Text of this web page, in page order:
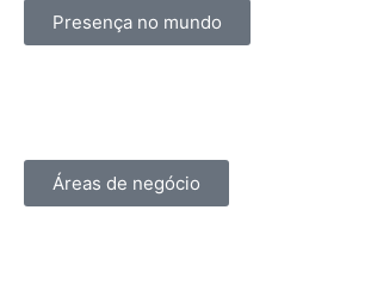
Presença no mundo
Áreas de negócio